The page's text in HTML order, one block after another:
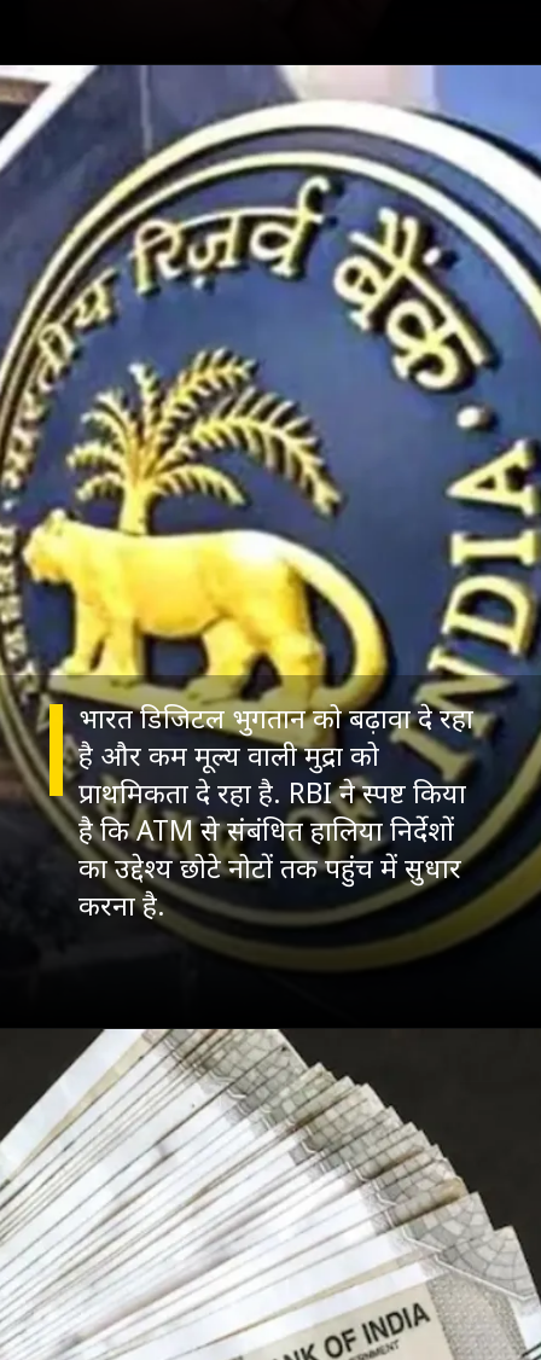
भारत डिजिटल भुगतान को बढ़ावा दे रहा
है और कम मूल्य वाली मुद्रा को
प्राथमिकता दे रहा है. RBI ने स्पष्ट किया
है कि ATM से संबंधित हालिया निर्देशों
का उद्देश्य छोटे नोटों तक पहुंच में सुधार
करना है.